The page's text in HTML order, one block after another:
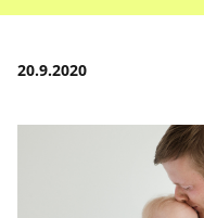
20.9.2020